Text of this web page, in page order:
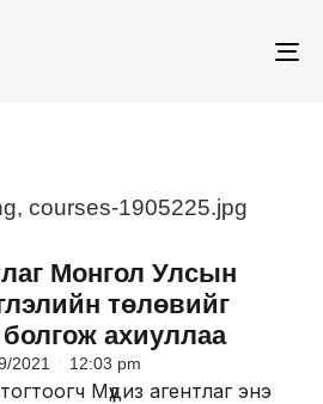
Монгол Улсын
төлөвийг
болгож ахиуллаа
2021 12:03 pm
Мүүдиз агентлаг энэ